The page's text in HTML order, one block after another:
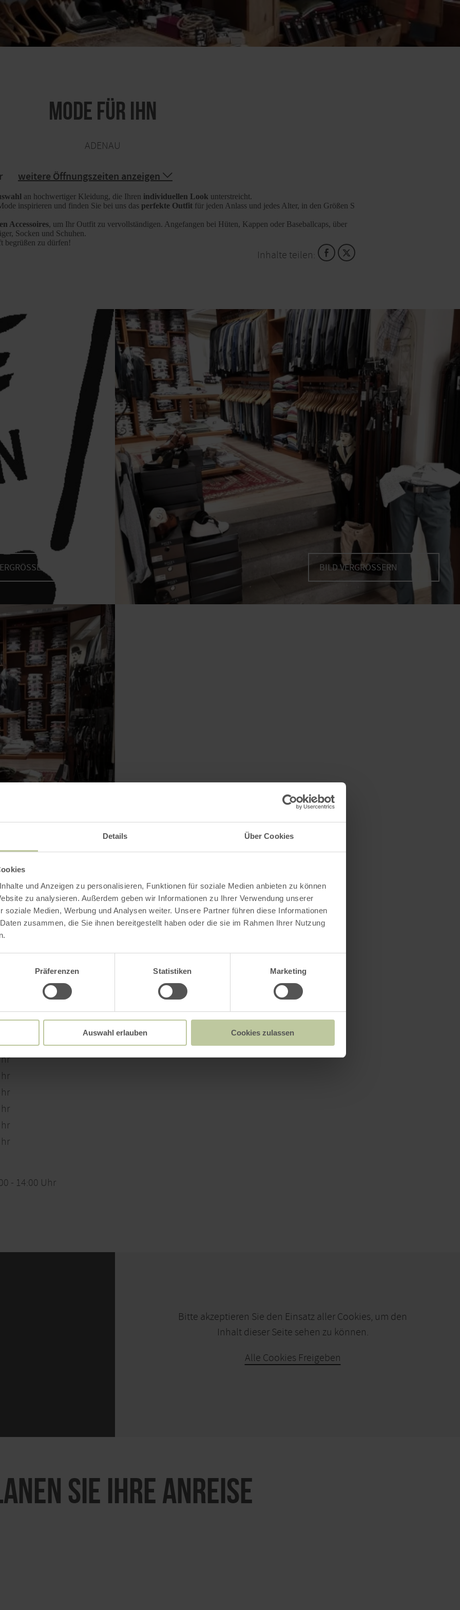
Details Über Cookies
und Anzeigen zu personalisieren, Funktionen für soziale Medien anbieten zu können
zu analysieren. Außerdem geben wir Informationen zu Ihrer Verwendung unserer
soziale Medien, Werbung und Analysen weiter. Unsere Partner führen diese Informationen
zusammen, die Sie ihnen bereitgestellt haben oder die sie im Rahmen Ihrer Nutzung
Präferenzen Statistiken Marketing
Auswahl erlauben Cookies zulassen
MODE FÜR IHN
ADENAU
weitere Öffnungszeiten anzeigen
an hochwertiger Kleidung, die Ihren individuellen Look unterstreicht.
inspirieren und finden Sie bei uns das perfekte Outfit für jeden Anlass und jedes Alter, in den Größen S
Accessoires, um Ihr Outfit zu vervollständigen. Angefangen bei Hüten, Kappen oder Baseballcaps, über
Socken und Schuhen.
begrüßen zu dürfen!
Inhalte teilen:
BILD VERGRÖSSERN
Auf einen Blick
- 14:00 Uhr
Bitte akzeptieren Sie den Einsatz aller Cookies, um den
Inhalt dieser Seite sehen zu können.
Alle Cookies Freigeben
SIE IHRE ANREISE